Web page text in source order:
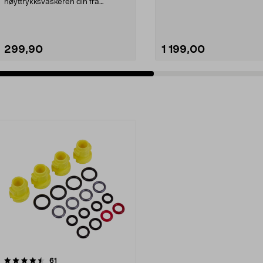
høyttrykksvaskeren din fra
299,90 1 199,00
61